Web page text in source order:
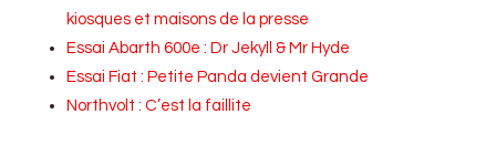
kiosques et maisons de la presse
Essai Abarth 600e : Dr Jekyll & Mr Hyde
Essai Fiat : Petite Panda devient Grande
Northvolt : C’est la faillite